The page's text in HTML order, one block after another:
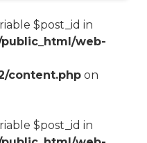
$post_id in
web-
content.phpon
$post_id in